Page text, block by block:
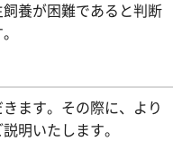
養が困難であると判断
ます。その際に、より
明いたします。